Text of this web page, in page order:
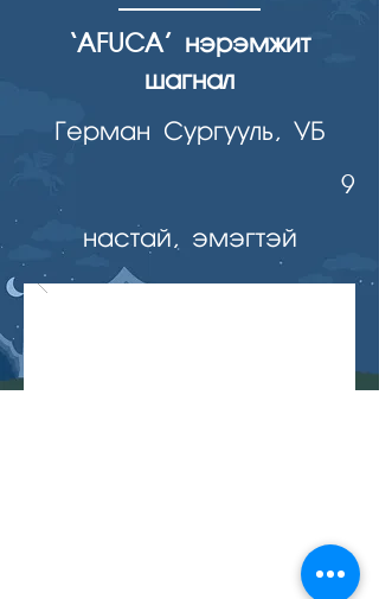
‘AFUCA’ нэрэмжит
шагнал
Герман Сургууль, УБ
9
настай, эмэгтэй